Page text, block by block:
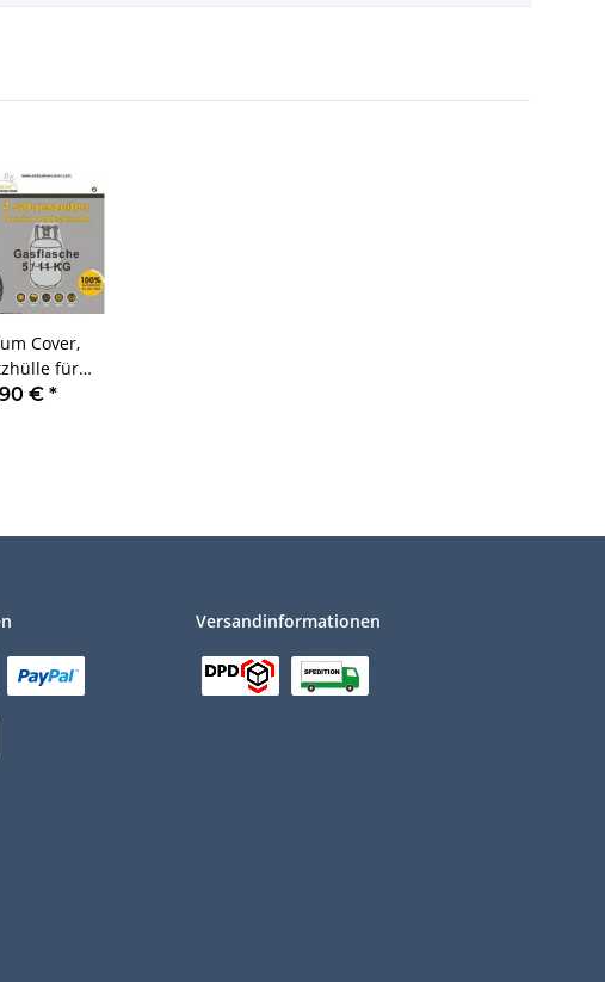
Cover,
für
Size L, 11
€ *
Versandinformationen